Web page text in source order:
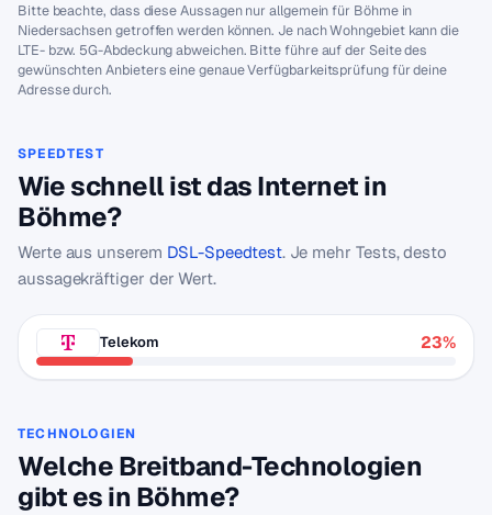
Bitte beachte, dass diese Aussagen nur allgemein für Böhme in
Niedersachsen getroffen werden können. Je nach Wohngebiet kann die
LTE- bzw. 5G-Abdeckung abweichen. Bitte führe auf der Seite des
gewünschten Anbieters eine genaue Verfügbarkeitsprüfung für deine
Adresse durch.
SPEEDTEST
Wie schnell ist das Internet in
Böhme?
Werte aus unserem DSL-Speedtest. Je mehr Tests, desto
aussagekräftiger der Wert.
Telekom 23%
TECHNOLOGIEN
Welche Breitband-Technologien
gibt es in Böhme?